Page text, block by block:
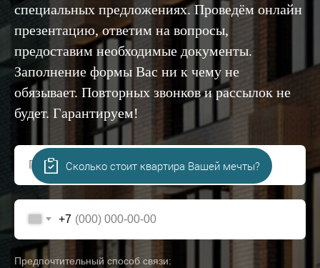
специальных предложениях. Проведём онлайн
презентацию, ответим на вопросы,
предоставим необходимые документы.
Заполнение формы Вас ни к чему не
обязывает. Повторных звонков и рассылок не
будет. Гарантируем!
Представьтесь, пожалуйста!
+7
Предпочтительный способ связи:
Сколько стоит квартира Вашей мечты?